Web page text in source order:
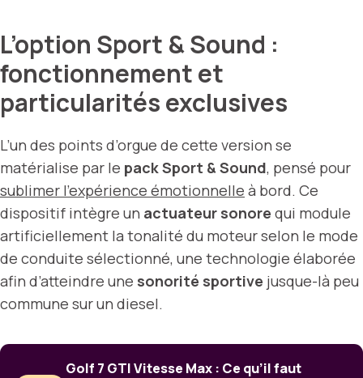
L’option Sport & Sound :
fonctionnement et
particularités exclusives
L’un des points d’orgue de cette version se
matérialise par le pack Sport & Sound, pensé pour
sublimer l’expérience émotionnelle à bord. Ce
dispositif intègre un actuateur sonore qui module
artificiellement la tonalité du moteur selon le mode
de conduite sélectionné, une technologie élaborée
afin d’atteindre une sonorité sportive jusque-là peu
commune sur un diesel.
Golf 7 GTI Vitesse Max : Ce qu’il faut